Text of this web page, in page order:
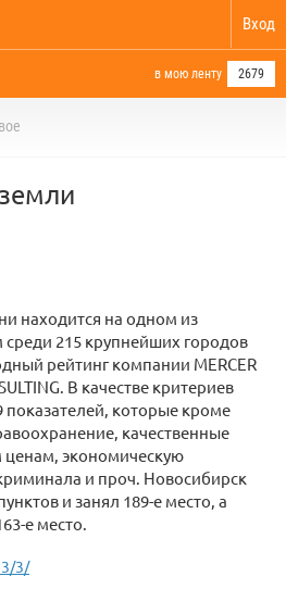
Вход
в мою ленту 2679
находится на одном из
215 крупнейших городов
рейтинг компании MERCER
В качестве критериев
показателей, которые кроме
качественные
экономическую
и проч. Новосибирск
и занял 189-е место, а
е место.
3/